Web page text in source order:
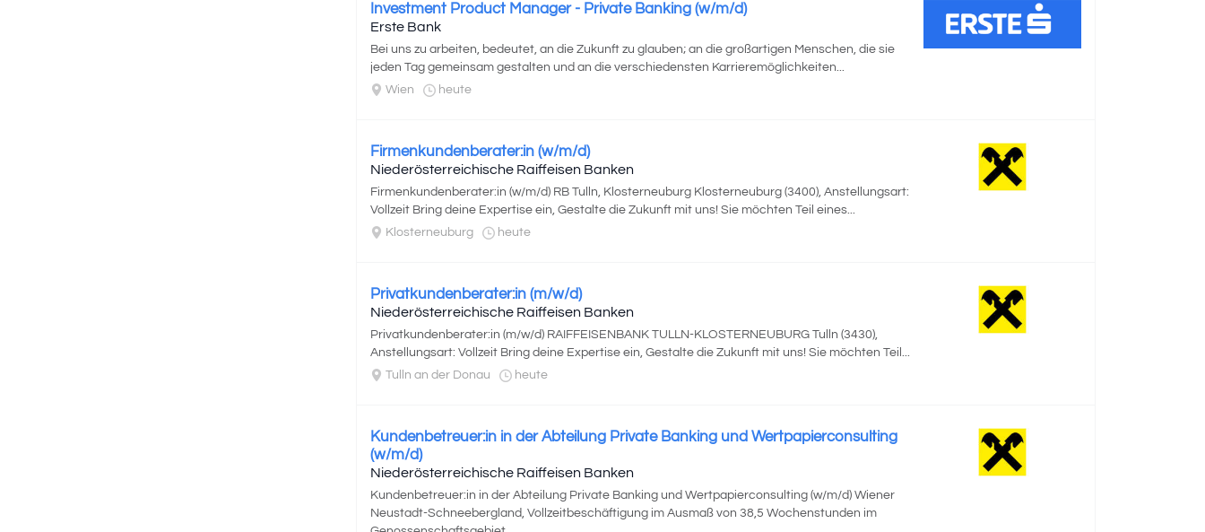
Investment Product Manager - Private Banking (w/m/d)
Erste Bank
Bei uns zu arbeiten, bedeutet, an die Zukunft zu glauben; an die großartigen Menschen, die sie
jeden Tag gemeinsam gestalten und an die verschiedensten Karrieremöglichkeiten...
Wien
heute
Firmenkundenberater:in (w/m/d)
Niederösterreichische Raiffeisen Banken
Firmenkundenberater:in (w/m/d) RB Tulln, Klosterneuburg Klosterneuburg (3400), Anstellungsart:
Vollzeit Bring deine Expertise ein, Gestalte die Zukunft mit uns! Sie möchten Teil eines...
Klosterneuburg
heute
Privatkundenberater:in (m/w/d)
Niederösterreichische Raiffeisen Banken
Privatkundenberater:in (m/w/d) RAIFFEISENBANK TULLN-KLOSTERNEUBURG Tulln (3430),
Anstellungsart: Vollzeit Bring deine Expertise ein, Gestalte die Zukunft mit uns! Sie möchten Teil...
Tulln an der Donau
heute
Kundenbetreuer:in in der Abteilung Private Banking und Wertpapierconsulting
(w/m/d)
Niederösterreichische Raiffeisen Banken
Kundenbetreuer:in in der Abteilung Private Banking und Wertpapierconsulting (w/m/d) Wiener
Neustadt-Schneebergland, Vollzeitbeschäftigung im Ausmaß von 38,5 Wochenstunden im